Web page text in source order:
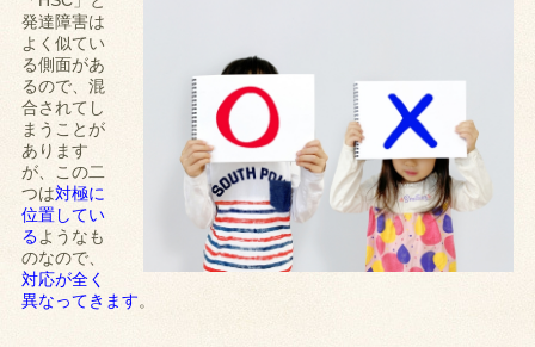
発達障害は
よく似てい
る側面があ
るので、混
合されてし
まうことが
あります
が、この二
つは対極に
位置してい
るようなも
のなので、
対応が全く
異なってきます。